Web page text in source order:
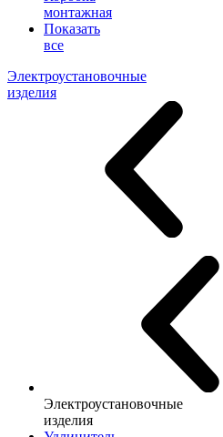
монтажная
Показать
все
Электроустановочные
изделия
Электроустановочные
изделия